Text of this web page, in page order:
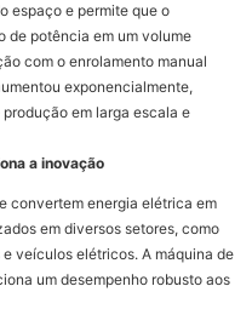
espaço e permite que o
de potência em um volume
com o enrolamento manual
exponencialmente,
em larga escala e
a inovação
convertem energia elétrica em
em diversos setores, como
veículos elétricos. A máquina de
um desempenho robusto aos